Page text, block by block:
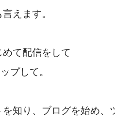
えます。
て配信をして
プして。
知り、ブログを始め、